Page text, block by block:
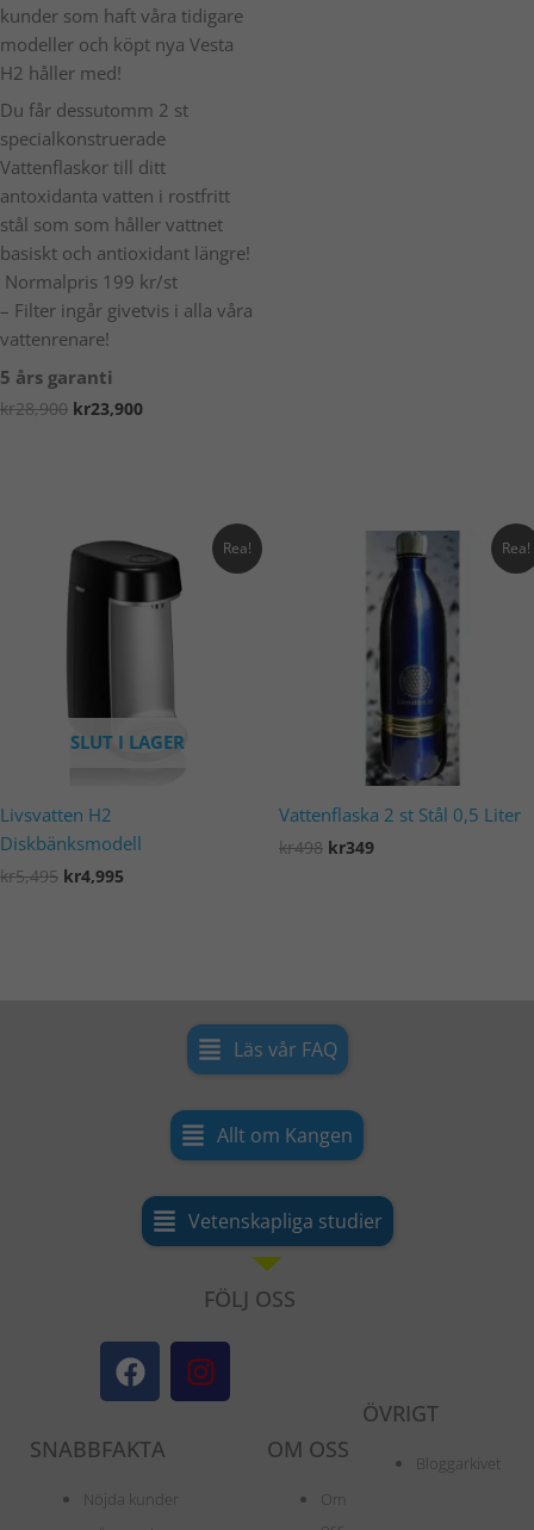
kunder som haft våra tidigare
modeller och köpt nya Vesta
H2 håller med!
Du får dessutomm 2 st
specialkonstruerade
Vattenflaskor till ditt
antoxidanta vatten i rostfritt
stål som som håller vattnet
basiskt och antioxidant längre!
Normalpris 199 kr/st
– Filter ingår givetvis i alla våra
vattenrenare!
5 års garanti
kr28,900 kr23,900
Rea!
SLUT I LAGER
Livsvatten H2
Diskbänksmodell
kr5,495
Original
price
was:
kr5,495.
kr4,995
Current
price
kr4,995.
Rea!
Vattenflaska 2 st Stål 0,5 Liter
kr498 kr349
Current
price
is:
kr349.
Läs vår FAQ
Allt om Kangen
Vetenskapliga studier
FÖLJ OSS
F
a
c
e
b
o
I
n
s
SNABBFAKTA
Nöjda kunder
OM OSS
Om
ÖVRIGT
Bloggarkivet